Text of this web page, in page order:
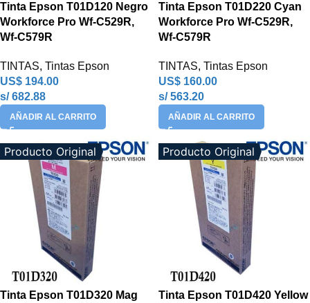
Tinta Epson T01D120 Negro
Workforce Pro Wf-C529R,
Wf-C579R
TINTAS, Tintas Epson
US$ 194.00
s/ 682.88
AÑADIR AL CARRITO
Tinta Epson T01D220 Cyan
Workforce Pro Wf-C529R,
Wf-C579R
TINTAS, Tintas Epson
US$ 160.00
s/ 563.20
AÑADIR AL CARRITO
Producto Original
Tinta Epson T01D320 Mag
Producto Original
Tinta Epson T01D420 Yellow